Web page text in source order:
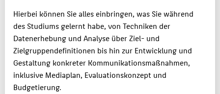
Hierbei können Sie alles einbringen, was Sie während
des Studiums gelernt habe, von Techniken der
Datenerhebung und Analyse über Ziel- und
Zielgruppendefinitionen bis hin zur Entwicklung und
Gestaltung konkreter Kommunikationsmaßnahmen,
inklusive Mediaplan, Evaluationskonzept und
Budgetierung.